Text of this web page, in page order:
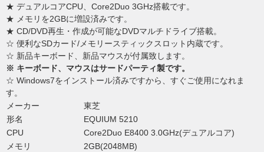
★ デュアルコアCPU、Core2Duo 3GHz搭載です。
★ メモリを2GBに増設済みです。
★ CD/DVD再生・作成が可能なDVDマルチドライブ搭載。
☆ 便利なSDカード/メモリースティックスロット内蔵です。
☆ 新品キーボード、新品マウスが付属致します。
※ キーボード、マウスはサードパーティ製です。
☆ Windows7をインストール済みですから、すぐご使用になれま
す。
メーカー
東芝
形名
EQUIUM 5210
CPU
Core2Duo E8400 3.0GHz(デュアルコア)
メモリ
2GB(2048MB)